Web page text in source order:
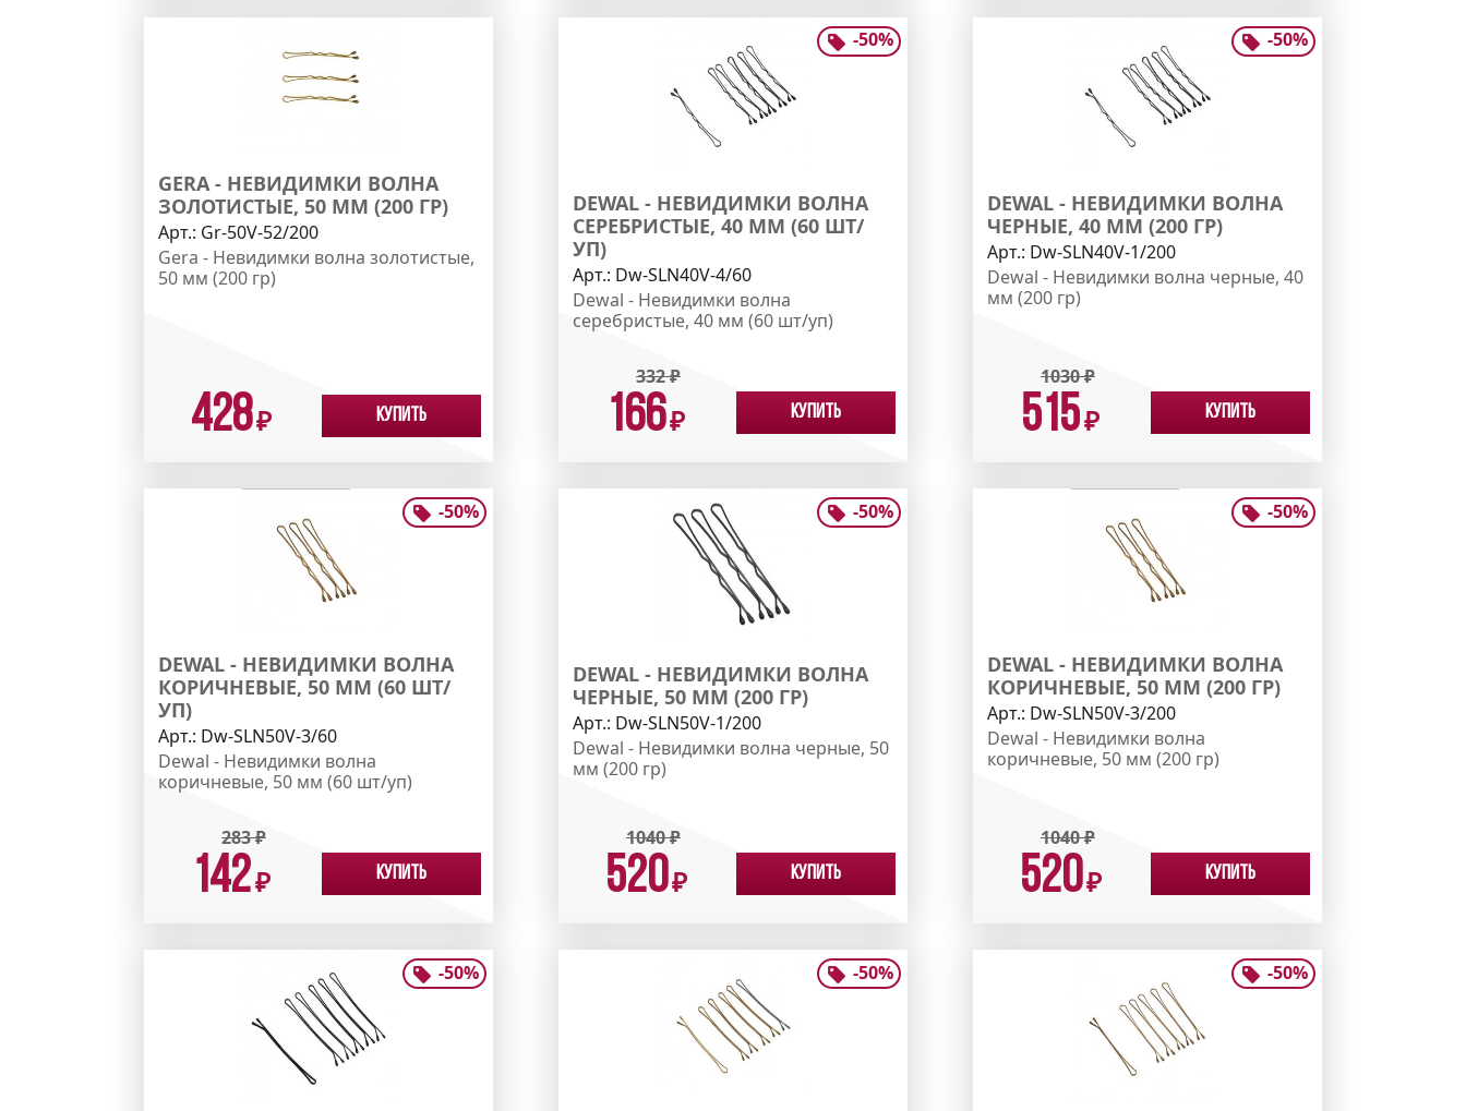
GERA - НЕВИДИМКИ ВОЛНА
ЗОЛОТИСТЫЕ, 50 ММ (200 ГР)
Арт.: Gr-50V-52/200
Gera - Невидимки волна золотистые,
50 мм (200 гр)
428₽ Купить
-50%
DEWAL - НЕВИДИМКИ ВОЛНА
СЕРЕБРИСТЫЕ, 40 ММ (60 ШТ/
УП)
Арт.: Dw-SLN40V-4/60
Dewal - Невидимки волна
серебристые, 40 мм (60 шт/уп)
332₽
166₽ Купить
-50%
DEWAL - НЕВИДИМКИ ВОЛНА
ЧЕРНЫЕ, 40 ММ (200 ГР)
Арт.: Dw-SLN40V-1/200
Dewal - Невидимки волна черные, 40
мм (200 гр)
1030₽
515₽ Купить
-50%
DEWAL - НЕВИДИМКИ ВОЛНА
КОРИЧНЕВЫЕ, 50 ММ (60 ШТ/
УП)
Арт.: Dw-SLN50V-3/60
Dewal - Невидимки волна
коричневые, 50 мм (60 шт/уп)
283₽
142₽ Купить
-50%
DEWAL - НЕВИДИМКИ ВОЛНА
ЧЕРНЫЕ, 50 ММ (200 ГР)
Арт.: Dw-SLN50V-1/200
Dewal - Невидимки волна черные, 50
мм (200 гр)
1040₽
520₽ Купить
-50%
DEWAL - НЕВИДИМКИ ВОЛНА
КОРИЧНЕВЫЕ, 50 ММ (200 ГР)
Арт.: Dw-SLN50V-3/200
Dewal - Невидимки волна
коричневые, 50 мм (200 гр)
1040₽
520₽ Купить
-50% -50% -50%